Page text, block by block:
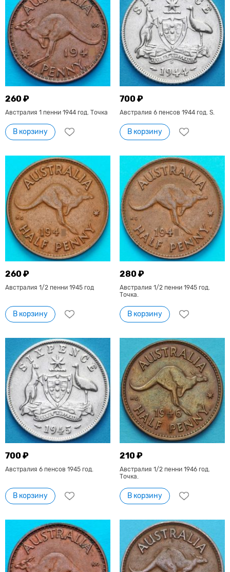
260 ₽
Австралия 1 пенни 1944 год. Точка
В корзину
700 ₽
Австралия 6 пенсов 1944 год. S.
В корзину
260 ₽
Австралия 1/2 пенни 1945 год
В корзину
280 ₽
Австралия 1/2 пенни 1945 год.
Точка.
В корзину
700 ₽
Австралия 6 пенсов 1945 год.
В корзину
210 ₽
Австралия 1/2 пенни 1946 год.
Точка.
В корзину